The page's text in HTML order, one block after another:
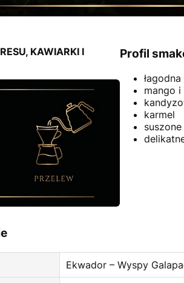
KAWIARKI I
Profil
mango
karmel
Ekwador – Wyspy